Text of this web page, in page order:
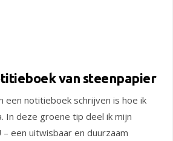
van steenpapier
een notitieboek schrijven is hoe ik
In deze groene tip deel ik mijn
een uitwisbaar en duurzaam